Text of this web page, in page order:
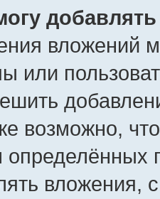
вложений
или
возможно,
определённых
вложения,